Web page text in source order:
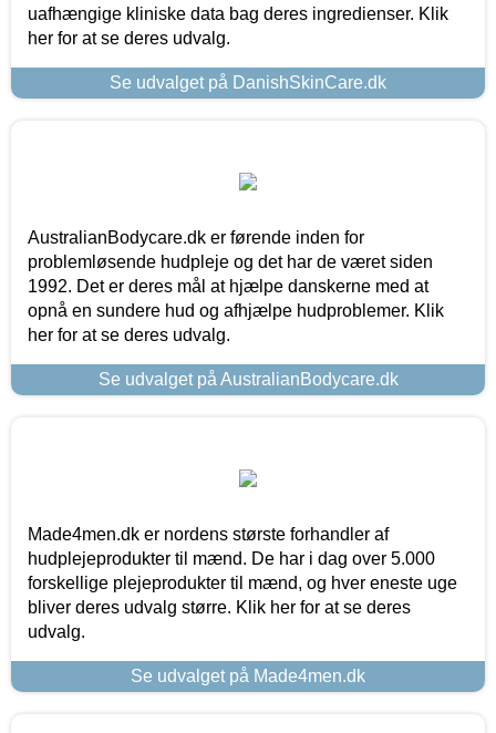
uafhængige kliniske data bag deres ingredienser. Klik
her for at se deres udvalg.
Se udvalget på DanishSkinCare.dk
AustralianBodycare.dk er førende inden for
problemløsende hudpleje og det har de været siden
1992. Det er deres mål at hjælpe danskerne med at
opnå en sundere hud og afhjælpe hudproblemer. Klik
her for at se deres udvalg.
Se udvalget på AustralianBodycare.dk
Made4men.dk er nordens største forhandler af
hudplejeprodukter til mænd. De har i dag over 5.000
forskellige plejeprodukter til mænd, og hver eneste uge
bliver deres udvalg større. Klik her for at se deres
udvalg.
Se udvalget på Made4men.dk